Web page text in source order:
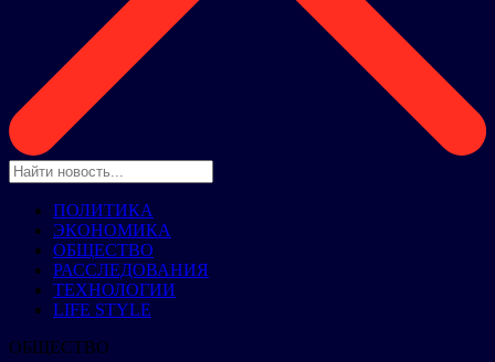
ПОЛИТИКА
ЭКОНОМИКА
ОБЩЕСТВО
РАССЛЕДОВАНИЯ
ТЕХНОЛОГИИ
LIFE STYLE
ОБЩЕСТВО